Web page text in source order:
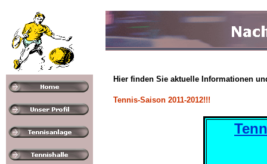
Hier finden Sie aktuelle Informationen
Tennis-Saison 2011-2012!!!